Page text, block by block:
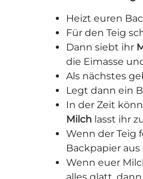
Heizt euren
Für den Teig
Dann siebt ihr
die Eimasse
Als nächstes
Legt dann ein
In der Zeit
Milch lasst ihr
Wenn der Teig
Backpapier
Wenn euer